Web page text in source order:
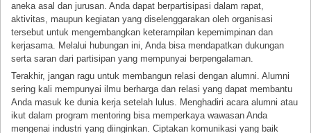
aneka asal dan jurusan. Anda dapat berpartisipasi dalam rapat,
aktivitas, maupun kegiatan yang diselenggarakan oleh organisasi
tersebut untuk mengembangkan keterampilan kepemimpinan dan
kerjasama. Melalui hubungan ini, Anda bisa mendapatkan dukungan
serta saran dari partisipan yang mempunyai berpengalaman.
Terakhir, jangan ragu untuk membangun relasi dengan alumni. Alumni
sering kali mempunyai ilmu berharga dan relasi yang dapat membantu
Anda masuk ke dunia kerja setelah lulus. Menghadiri acara alumni atau
ikut dalam program mentoring bisa memperkaya wawasan Anda
mengenai industri yang diinginkan. Ciptakan komunikasi yang baik